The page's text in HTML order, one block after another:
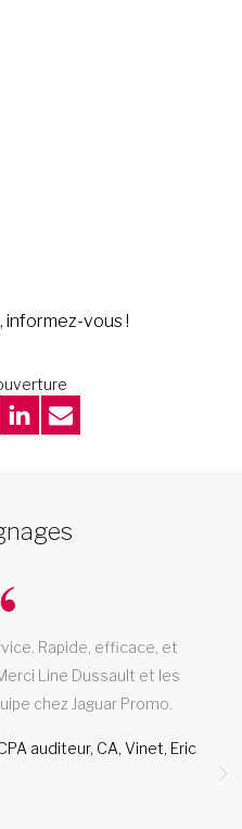
informez-vous !
Rapide, efficace, et
Line Dussault et les
chez Jaguar Promo.
auditeur, CA, Vinet, Eric